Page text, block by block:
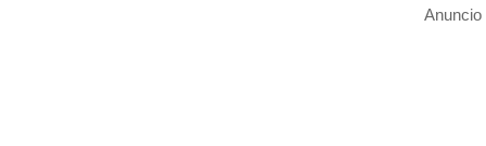
Anuncio